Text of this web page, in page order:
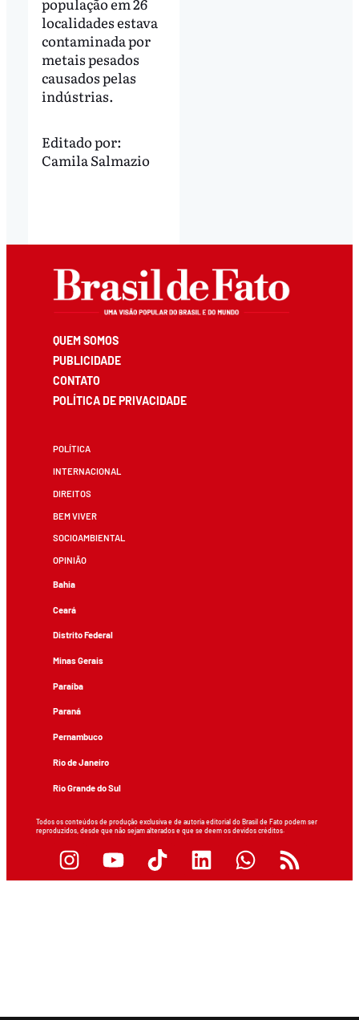
localidades estava
contaminada por
metais pesados
causados pelas
indústrias.
Editado por:
Camila Salmazio
QUEM SOMOS
PUBLICIDADE
CONTATO
POLÍTICA DE PRIVACIDADE
POLÍTICA
INTERNACIONAL
DIREITOS
BEM VIVER
SOCIOAMBIENTAL
OPINIÃO
Bahia
Ceará
Distrito Federal
Minas Gerais
Paraíba
Paraná
Pernambuco
Rio de Janeiro
Rio Grande do Sul
Todos os conteúdos de produção exclusiva e de autoria editorial do Brasil de Fato podem ser
reproduzidos, desde que não sejam alterados e que se deem os devidos créditos.